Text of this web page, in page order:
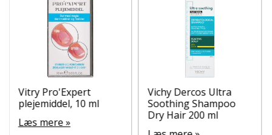
Vitry Pro'Expert
plejemiddel, 10 ml
Læs mere »
Vichy Dercos Ultra
Soothing Shampoo
Dry Hair 200 ml